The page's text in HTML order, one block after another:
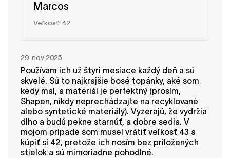
Marcos
Veľkosť: 42
29. nov 2025
Používam ich už štyri mesiace každý deň a sú
skvelé. Sú to najkrajšie bosé topánky, aké som
kedy mal, a materiál je perfektný (prosím,
Shapen, nikdy neprechádzajte na recyklované
alebo syntetické materiály). Vyzerajú, že vydržia
dlho a budú pekne starnúť, a dobre sedia. V
mojom prípade som musel vrátiť veľkosť 43 a
kúpiť si 42, pretože ich nosím bez priložených
stielok a sú mimoriadne pohodlné.